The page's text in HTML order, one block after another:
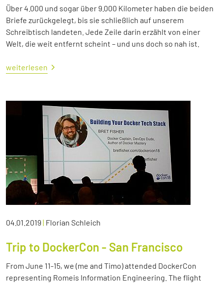
Über 4.000 und sogar über 9.000 Kilometer haben die beiden
Briefe zurückgelegt, bis sie schließlich auf unserem
Schreibtisch landeten. Jede Zeile darin erzählt von einer
Welt, die weit entfernt scheint – und uns doch so nah ist.
weiterlesen
04.01.2019| Florian Schleich
Trip to DockerCon - San Francisco
From June 11-15, we (me and Timo) attended DockerCon
representing Romeis Information Engineering. The flight